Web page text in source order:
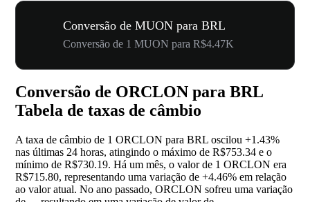
Conversão de MUON para BRL
Conversão de 1 MUON para R$4.47K
Conversão de ORCLON para BRL
Tabela de taxas de câmbio
A taxa de câmbio de 1 ORCLON para BRL oscilou +1.43%
nas últimas 24 horas, atingindo o máximo de R$753.34 e o
mínimo de R$730.19. Há um mês, o valor de 1 ORCLON era
R$715.80, representando uma variação de +4.46% em relação
ao valor atual. No ano passado, ORCLON sofreu uma variação